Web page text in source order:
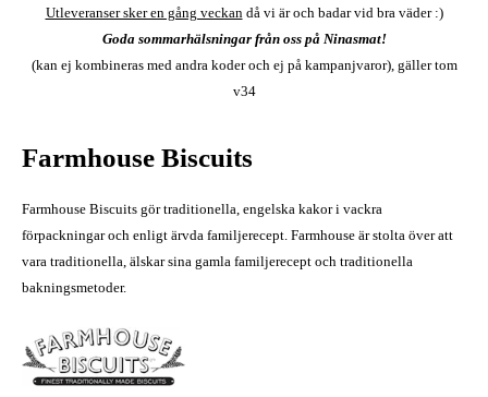
Utleveranser sker en gång veckandå vi är och badar vid bra väder :)
Goda sommarhälsningar från oss på Ninasmat!
(kan ej kombineras med andra koder och ej på kampanjvaror), gäller tom
v34
Farmhouse Biscuits
Farmhouse Biscuits gör traditionella, engelska kakor i vackra
förpackningar och enligt ärvda familjerecept. Farmhouse är stolta över att
vara traditionella, älskar sina gamla familjerecept och traditionella
bakningsmetoder.